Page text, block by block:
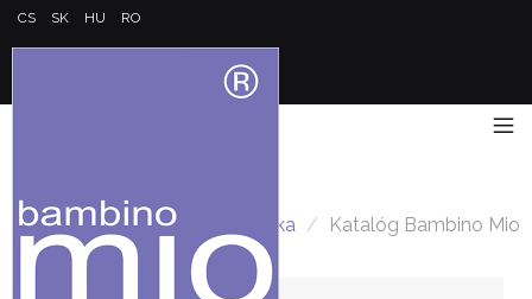
CS SK HU RO
Hlavná stránka / Katalóg Bambino Mio